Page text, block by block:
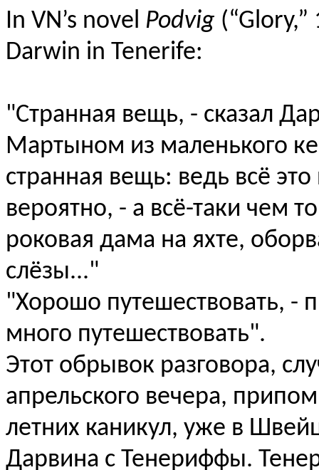
In VN’s novel Podvig
Darwin in Tenerife:
"Странная вещь, - сказал
Мартыном из маленького
странная вещь: ведь всё
вероятно, - а всё-таки чем
роковая дама на яхте,
слёзы..."
"Хорошо путешествовать, -
много путешествовать".
Этот обрывок разговора,
апрельского вечера,
летних каникул, уже в
Дарвина с Тенериффы.